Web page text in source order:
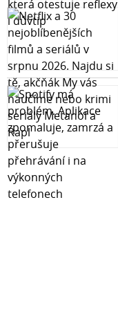
Protože nám to není
Každý nákup
věci! Z každého
podporu nadačního
tak nejen svůj
Připravenost na
Tactical Impact
modely iPhone. Bez
Tactical Ti kryje záda!
Neodolatelně odolný